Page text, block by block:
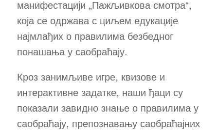
манифестацији „Пажљивкова смотра“,
која се одржава с циљем едукације
најмлађих о правилима безбедног
понашања у саобраћају.
Кроз занимљиве игре, квизове и
интерактивне задатке, наши ђаци су
показали завидно знање о правилима у
саобраћају, препознавању саобраћајних